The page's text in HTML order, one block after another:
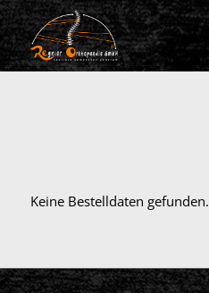
Keine Bestelldaten gefunden.